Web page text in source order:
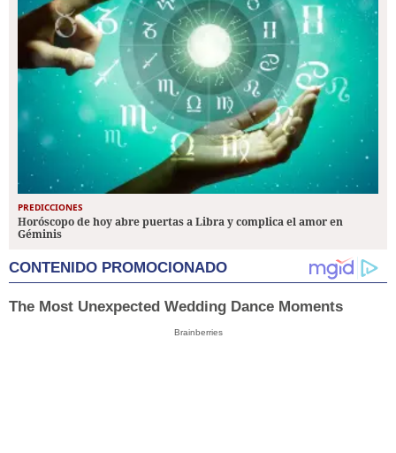
PREDICCIONES
Horóscopo de hoy abre puertas a Libra y complica el amor en
Géminis
CONTENIDO PROMOCIONADO
The Most Unexpected Wedding Dance Moments
Brainberries